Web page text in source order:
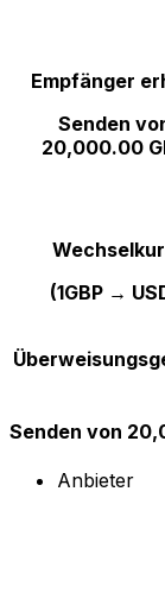
Empfänger
Senden
20,000.00
(1GBP →
Senden von
Anbieter